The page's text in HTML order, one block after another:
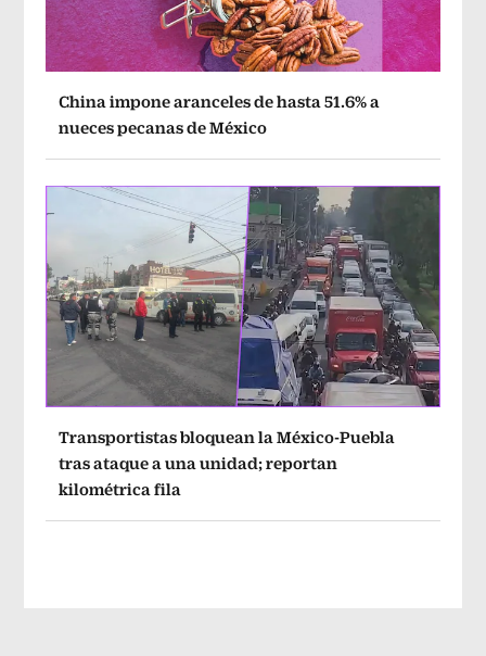
China impone aranceles de hasta 51.6% a
nueces pecanas de México
Transportistas bloquean la México-Puebla
tras ataque a una unidad; reportan
kilométrica fila